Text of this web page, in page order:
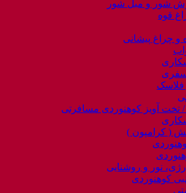
شور و مبل شور
قوه
و چراغ پیشانی
سفری
فلاسک
/ تخت آویز کوهنوردی مسافرتی
( کرامپون )
نور و روشنایی
کوهنوردی